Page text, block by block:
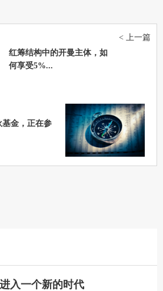
红筹结构中的开曼主体，如
何享受5%...
< 上一篇
金，正在参
入一个新的时代